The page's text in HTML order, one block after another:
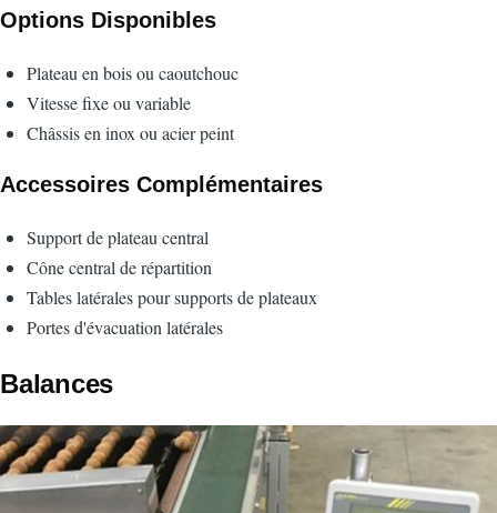
Options Disponibles
Plateau en bois ou caoutchouc
Vitesse fixe ou variable
Châssis en inox ou acier peint
Accessoires Complémentaires
Support de plateau central
Cône central de répartition
Tables latérales pour supports de plateaux
Portes d'évacuation latérales
Balances
Image